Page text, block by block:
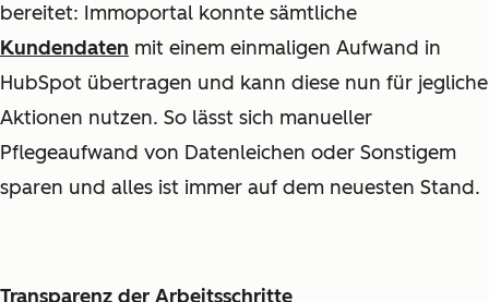
bereitet: Immoportal konnte sämtliche
Kundendaten mit einem einmaligen Aufwand in
HubSpot übertragen und kann diese nun für jegliche
Aktionen nutzen. So lässt sich manueller
Pflegeaufwand von Datenleichen oder Sonstigem
sparen und alles ist immer auf dem neuesten Stand.
Transparenz der Arbeitsschritte